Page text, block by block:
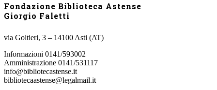
Fondazione Biblioteca Astense
Giorgio Faletti
via Goltieri, 3 – 14100 Asti (AT)
Informazioni 0141/593002
Amministrazione 0141/531117
info@bibliotecastense.it
bibliotecaastense@legalmail.it